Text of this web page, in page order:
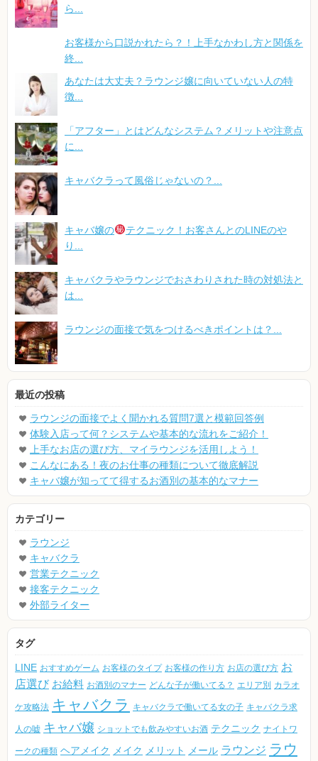
ら...
お客様から口説かれたら？！上手なかわし方と関係を
終...
あなたは大丈夫？ラウンジ嬢に向いていない人の特
徴...
「アフター」とはどんなシステム？メリットや注意点
に...
キャバクラって風俗じゃないの？...
キャバ嬢の
テクニック！お客さんとのLINEのや
り...
キャバクラやラウンジでおさわりされた時の対処法と
は...
ラウンジの面接で気をつけるべきポイントは？...
最近の投稿
ラウンジの面接でよく聞かれる質問7選と模範回答例
体験入店って何？システムや基本的な流れをご紹介！
上手なお店の選び方、マイラウンジを活用しよう！
こんなにある！夜のお仕事の種類について徹底解説
キャバ嬢が知ってて得するお酒別の基本的なマナー
カテゴリー
ラウンジ
キャバクラ
営業テクニック
接客テクニック
外部ライター
タグ
LINE おすすめゲーム お客様のタイプ お客様の作り方 お店の選び方 お
店選び お給料 お酒別のマナー どんな子が働いてる？ エリア別 カラオ
ケ攻略法 キャバクラ キャバクラで働いてる女の子 キャバクラ求
人の嘘 キャバ嬢 ショットでも飲みやすいお酒 テクニック ナイトワ
ークの種類 ヘアメイク メイク メリット メール ラウンジ ラウ